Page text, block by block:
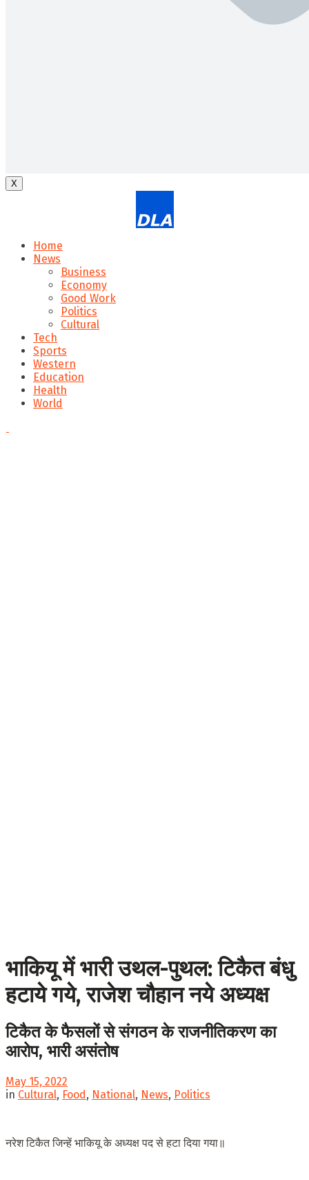
X
Home
News
Business
Economy
Good Work
Politics
Cultural
Tech
Sports
Western
Education
Health
World
भाकियू में भारी उथल-पुथल: टिकैत बंधु
हटाये गये, राजेश चौहान नये अध्यक्ष
टिकैत के फैसलों से संगठन के राजनीतिकरण का
आरोप, भारी असंतोष
May 15, 2022
in Cultural, Food, National, News, Politics
नरेश टिकैत जिन्हें भाकियू के अध्यक्ष पद से हटा दिया गया॥